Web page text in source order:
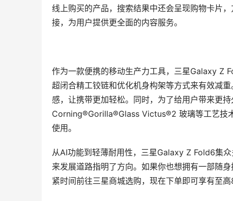
线上购买的产品，搜索结果中还会呈现购物卡片
接，为用户提供更全面的内容服务。
作为一款便携的移动生产力工具，三星Galaxy Z
超闭合精工铰链和优化机身构架等方式来有效减
感，让携带更加轻松。同时，为了给用户带来更
Corning®Gorilla®Glass Victus®2 玻璃等工艺技
使用。
从AI功能到轻薄耐用性，三星Galaxy Z Fold6集
来发展道路指明了方向。如果你也想拥有一部随
紧时间前往三星商城选购，现在下单即可享有至